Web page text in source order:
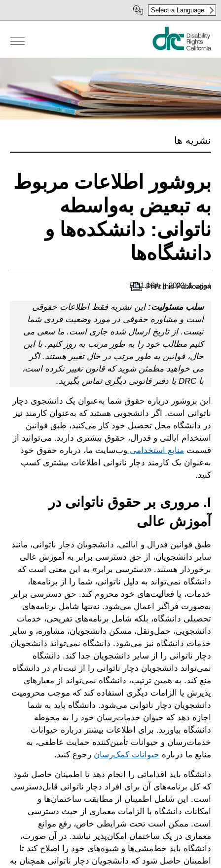
رفتن
به
محتوای
اصلی
Select a Language
نشریه ها
بروشور اطلاعات مربوط
به تبعیض به‌واسطه
ناتوانی: دانشکده‌ها و
دانشگاه‌ها
فوریه 1, 2023 #F111.16
Print this Publication
سلب مسئولیت:این نشریه فقط اطلاعات حقوقی
است و مشاوره حقوقی در مورد وضعیت فردی شما
نیست. از تاریخ ارسال شده جاری است. ما سعی می
کنیم مطالب خود را به طور مرتب به روز کنیم. با این
حال، قوانین به طور مرتب در حال تغییر هستند. اگر
می خواهید مطمئن شوید که قانون تغییر نکرده است،
با DRC یا دفتر قانونی دیگری تماس بگیرید.
این بروشور درباره حقوق شما به‌عنوان یک دانشجوی دچار
ناتوانی است. اگر دانشجویی هستید که به‌عنوان کارمند نیز
در دانشگاه محل تحصیل خود کار می‌کنید، طبق قوانین
استخدام ایالتی و فدرال، حقوق بیشتری دارید. می‌توانید از
قسمت منابع استخدامی وب‌سایت ما، درباره حقوق خود
به‌عنوان یک کارمند دچار ناتوانی اطلاعات بیشتری کسب
کنید.
I. مروری بر حقوق ناتوانی در
آموزش عالی
طبق قوانین فدرال و ایالتی، دانشجویان دچار ناتوانی، مانند
سایر دانشجویان، از حق دسترسی برابر به آموزش عالی
برخوردار هستند. «دسترسی برابر» به این معنی است که
دانشگاه نمی‌تواند به دلیل ناتوانی، شما را از برنامه‌ها،
خدمات، یا فعالیت‌های خود محروم کند. حق دسترسی برابر
به‌صورت فراگیر اعمال می‌شود. نه‌تنها شامل برنامه‌های
تحصیلی دانشگاه، بلکه شامل برنامه‌های تفریحی، خدمات
دانشجویی، حمل‌ونقل، مسکن دانشجویان، مشاوره، و سایر
خدمات دانشگاه نیز می‌شود. دانشگاه نمی‌تواند دانشجویان
دچار ناتوانی را از سایر دانشجویان جدا کند. دانشگاه
نمی‌تواند دانشجویان دچار ناتوانی را از ثبت‌نام در دانشگاه
منع کند. به همین ترتیب، دانشگاه نمی‌تواند از معیارهای
پذیرش یا الزامات دیگری استفاده کند که موجب محرومیت
دانشجویان دچار ناتوانی می‌شود. دانشگاه باید به شما
اجازه دهد که حیوان خدمات‌رسان خود را به محوطه
دانشگاه بیاورید. برای اطلاعات بیشتر درباره حیوانات
خدمات‌رسان و حیوانات تأمین‌کننده حمایت عاطفی، به
منابع ما درباره حیوانات کمک‌رسان رجوع کنید.
دانشگاه باید اقداماتی را انجام دهد تا اطمینان حاصل شود
که کل برنامه‌های آن برای افراد دچار ناتوانی قابل‌دسترسی
است. این شامل اطمینان از مطابقت ساختمان‌ها و
امکانات دانشگاه با الزامات معماری از حیث دسترسی
است. ممکن است تحت شرایطی خاص، رفع موانع
معماری در یک ساختمان امکان‌پذیر نباشد. در آن صورت،
دانشگاه باید خط‌مشی‌ها و شیوه‌های خود را اصلاح کند تا
اطمینان حاصل شود که دانشجویان دچار ناتوانی همچنان به